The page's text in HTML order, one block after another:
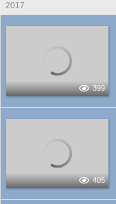
2017
399
405